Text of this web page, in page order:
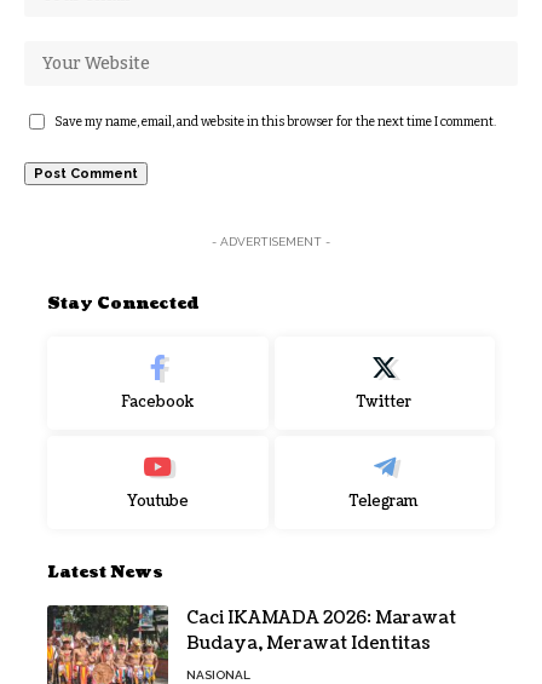
Save my name, email, and website in this browser for the next time I comment.
- ADVERTISEMENT -
Stay Connected
Facebook Twitter
Youtube Telegram
Latest News
Caci IKAMADA 2026: Marawat
Budaya, Merawat Identitas
NASIONAL